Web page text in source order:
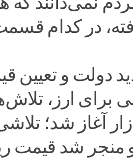
در کدام
دولت و تعیین
و ۲۰۰تومانی برای ارز،
آغاز شد؛
و منجر شد قیمت